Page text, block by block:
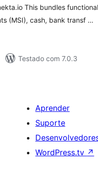
This bundles
(MSI), cash, bank transf …
Testado com 7.0.3
Aprender
Suporte
WordPress.tv ↗